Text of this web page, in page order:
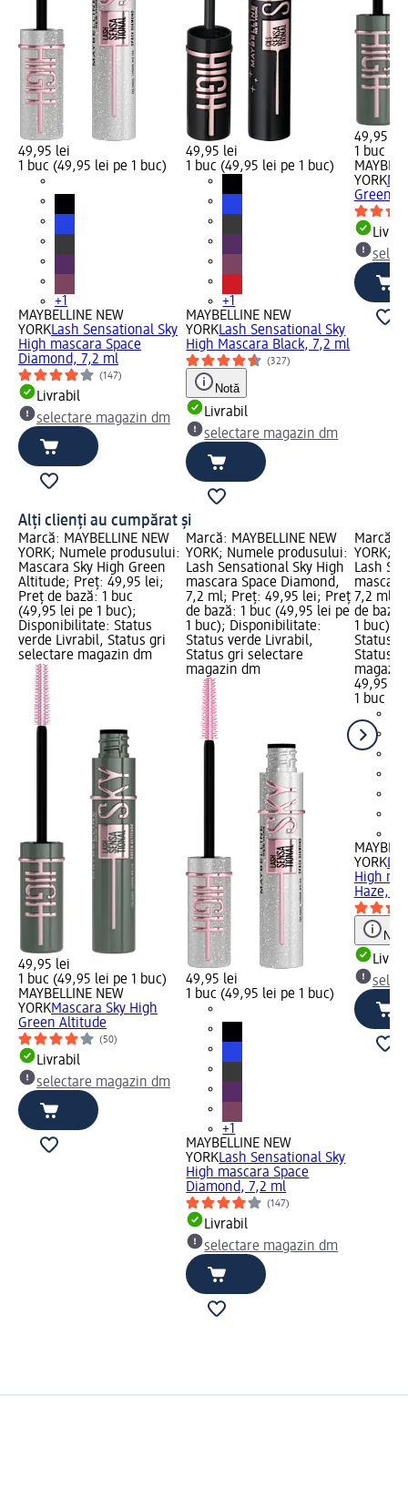
49,95 lei
1 buc (49,95 lei pe 1 buc)
+1
MAYBELLINE NEW
YORKLash Sensational Sky
High mascara Space
Diamond, 7,2 ml
(147)
Livrabil
selectare magazin dm
49,95 lei
1 buc (49,95 lei pe 1 buc)
+1
MAYBELLINE NEW
YORKLash Sensational Sky
High Mascara Black, 7,2 ml
(327)
Notă
Livrabil
selectare magazin dm
49,95 lei
1 buc
YORK
Green
Alți clienți au cumpărat și
Marcă: MAYBELLINE NEW
YORK; Numele produsului:
Mascara Sky High Green
Altitude; Preț: 49,95 lei;
Preț de bază: 1 buc
(49,95 lei pe 1 buc);
Disponibilitate: Status
verde Livrabil, Status gri
selectare magazin dm
49,95 lei
1 buc (49,95 lei pe 1 buc)
MAYBELLINE NEW
YORKMascara Sky High
Green Altitude
(50)
Livrabil
selectare magazin dm
Marcă: MAYBELLINE NEW
YORK; Numele produsului:
Lash Sensational Sky High
mascara Space Diamond,
7,2 ml; Preț: 49,95 lei; Preț
de bază: 1 buc (49,95 lei pe
1 buc); Disponibilitate:
Status verde Livrabil,
Status gri selectare
magazin dm
49,95 lei
1 buc (49,95 lei pe 1 buc)
+1
MAYBELLINE NEW
YORKLash Sensational Sky
High mascara Space
Diamond, 7,2 ml
(147)
Livrabil
selectare magazin dm
Marcă:
YORK;
Lash
7,2 ml;
de
1 buc);
Status
Status
49,95 lei
1 buc
YORK
High
Haze,
Notă